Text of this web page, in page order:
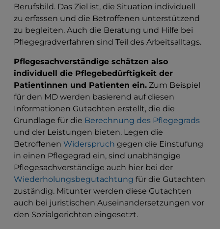
Berufsbild. Das Ziel ist, die Situation individuell
zu erfassen und die Betroffenen unterstützend
zu begleiten. Auch die Beratung und Hilfe bei
Pflegegradverfahren sind Teil des Arbeitsalltags.
Pflegesachverständige schätzen also
individuell die Pflegebedürftigkeit der
Patientinnen und Patienten ein. Zum Beispiel
für den MD werden basierend auf diesen
Informationen Gutachten erstellt, die die
Grundlage für die Berechnung des Pflegegrads
und der Leistungen bieten. Legen die
Betroffenen Widerspruch gegen die Einstufung
in einen Pflegegrad ein, sind unabhängige
Pflegesachverständige auch hier bei der
Wiederholungsbegutachtung für die Gutachten
zuständig. Mitunter werden diese Gutachten
auch bei juristischen Auseinandersetzungen vor
den Sozialgerichten eingesetzt.